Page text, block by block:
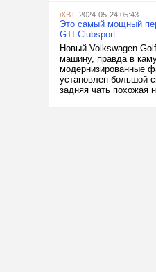
iXBT, 2024-05-24 05:43
Это самый мощный
GTI Clubsport
Новый Volkswagen
машину, правда в
модернизированные
установлен большой
задняя чать похожая